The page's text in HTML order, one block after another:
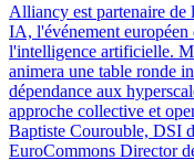
Alliancy est partenaire
IA, l'événement européen
l'intelligence artificielle.
animera une table ronde
dépendance aux
approche collective et
Baptiste Courouble, DSI
EuroCommons Director